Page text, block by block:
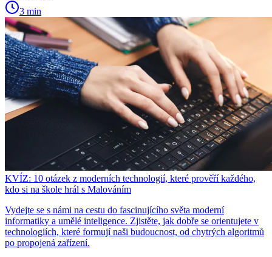
3 min
KVÍZ: 10 otázek z moderních technologií, které prověří každého,
kdo si na škole hrál s Malováním
Vydejte se s námi na cestu do fascinujícího světa moderní
informatiky a umělé inteligence. Zjistěte, jak dobře se orientujete v
technologiích, které formují naši budoucnost, od chytrých algoritmů
po propojená zařízení.